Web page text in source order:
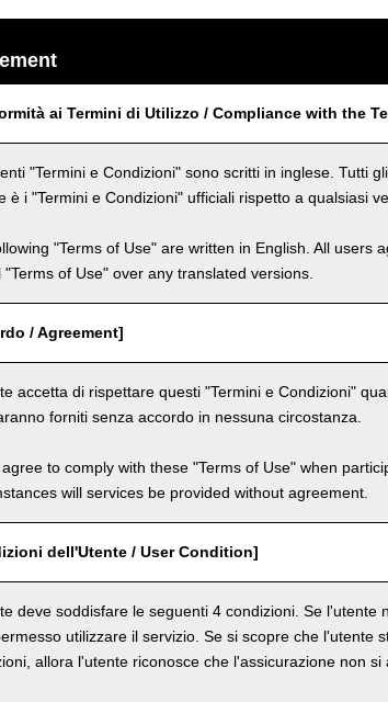
ai Termini di Utilizzo / Compliance with the
"Termini e Condizioni" sono scritti in inglese. Tutti
è i "Termini e Condizioni" ufficiali rispetto a qualsiasi
"Terms of Use" are written in English. All users
"Terms of Use" over any translated versions.
/ Agreement]
accetta di rispettare questi "Termini e Condizioni"
forniti senza accordo in nessuna circostanza.
to comply with these "Terms of Use" when
will services be provided without agreement.
dell'Utente / User Condition]
deve soddisfare le seguenti 4 condizioni. Se
utilizzare il servizio. Se si scopre che l'utente
allora l'utente riconosce che l'assicurazione non si